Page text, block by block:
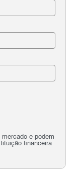
e podem
financeira